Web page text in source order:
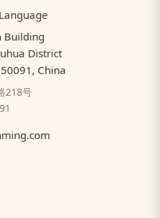
Building
District
China
218号